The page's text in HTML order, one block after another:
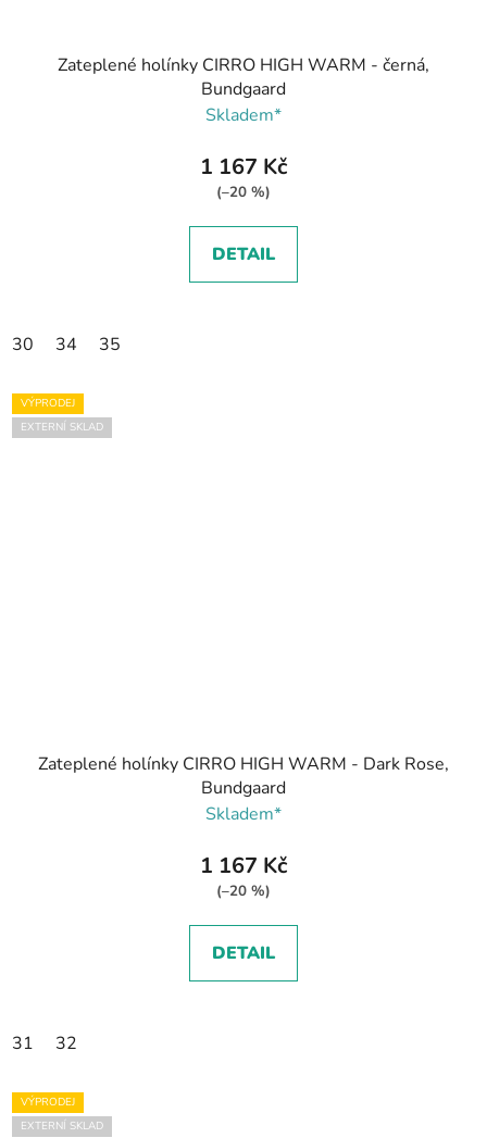
Zateplené holínky CIRRO HIGH WARM - černá,
Bundgaard
Skladem*
1 167 Kč
(–20 %)
DETAIL
30 34 35
VÝPRODEJ
EXTERNÍ SKLAD
Zateplené holínky CIRRO HIGH WARM - Dark Rose,
Bundgaard
Skladem*
1 167 Kč
(–20 %)
DETAIL
31 32
VÝPRODEJ
EXTERNÍ SKLAD